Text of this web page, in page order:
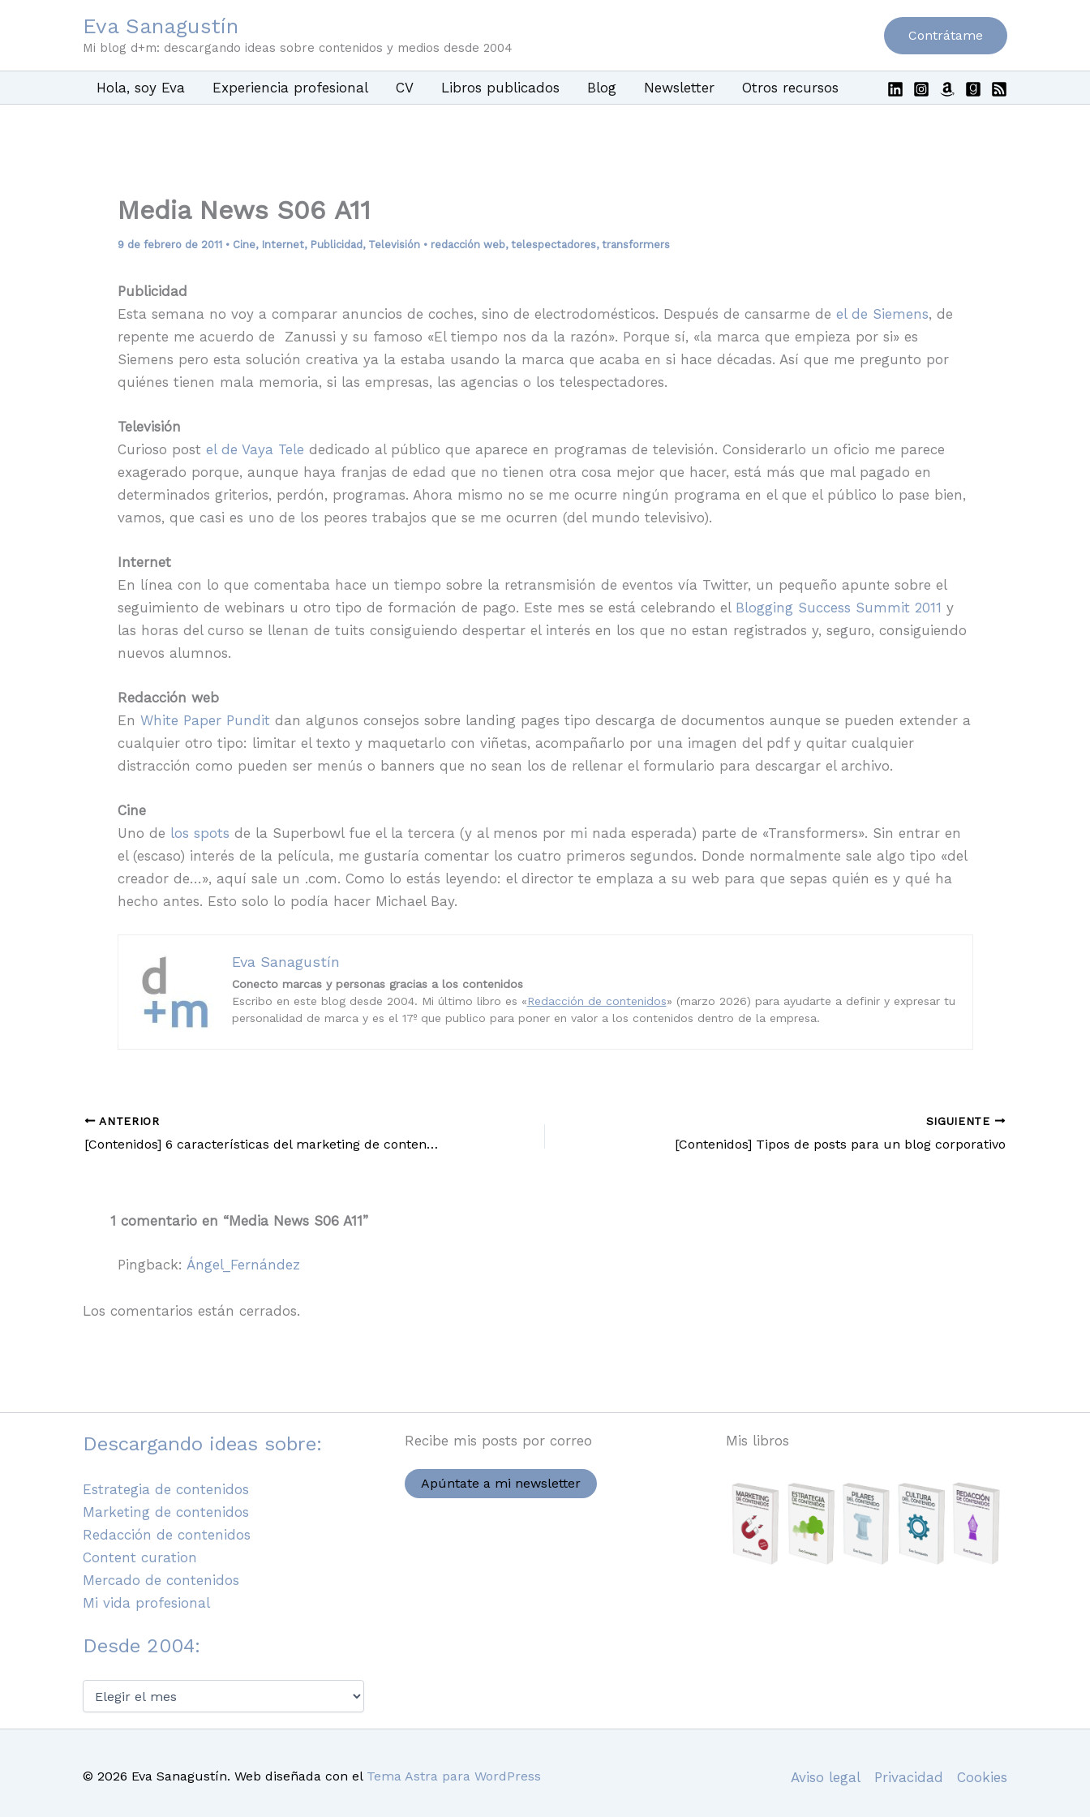
Eva Sanagustín
Mi blog d+m: descargando ideas sobre contenidos y medios desde 2004
Contrátame
Hola, soy Eva Experiencia profesional CV Libros publicados Blog Newsletter Otros recursos
Media News S06 A11
9 de febrero de 2011 • Cine, Internet, Publicidad, Televisión• redacción web, telespectadores, transformers
Publicidad
Esta semana no voy a comparar anuncios de coches, sino de electrodomésticos. Después de cansarme de el de Siemens, de
repente me acuerdo de Zanussi y su famoso «El tiempo nos da la razón». Porque sí, «la marca que empieza por si» es
Siemens pero esta solución creativa ya la estaba usando la marca que acaba en si hace décadas. Así que me pregunto por
quiénes tienen mala memoria, si las empresas, las agencias o los telespectadores.
Televisión
Curioso post el de Vaya Tele dedicado al público que aparece en programas de televisión. Considerarlo un oficio me parece
exagerado porque, aunque haya franjas de edad que no tienen otra cosa mejor que hacer, está más que mal pagado en
determinados griterios, perdón, programas. Ahora mismo no se me ocurre ningún programa en el que el público lo pase bien,
vamos, que casi es uno de los peores trabajos que se me ocurren (del mundo televisivo).
Internet
En línea con lo que comentaba hace un tiempo sobre la retransmisión de eventos vía Twitter, un pequeño apunte sobre el
seguimiento de webinars u otro tipo de formación de pago. Este mes se está celebrando el Blogging Success Summit 2011 y
las horas del curso se llenan de tuits consiguiendo despertar el interés en los que no estan registrados y, seguro, consiguiendo
nuevos alumnos.
Redacción web
En White Paper Punditdan algunos consejos sobre landing pages tipo descarga de documentos aunque se pueden extender a
cualquier otro tipo: limitar el texto y maquetarlo con viñetas, acompañarlo por una imagen del pdf y quitar cualquier
distracción como pueden ser menús o banners que no sean los de rellenar el formulario para descargar el archivo.
Cine
Uno de los spots de la Superbowl fue el la tercera (y al menos por mi nada esperada) parte de «Transformers». Sin entrar en
el (escaso) interés de la película, me gustaría comentar los cuatro primeros segundos. Donde normalmente sale algo tipo «del
creador de…», aquí sale un .com. Como lo estás leyendo: el director te emplaza a su web para que sepas quién es y qué ha
hecho antes. Esto solo lo podía hacer Michael Bay.
Eva Sanagustín
Conecto marcas y personas gracias a los contenidos
Escribo en este blog desde 2004. Mi último libro es «Redacción de contenidos» (marzo 2026) para ayudarte a definir y expresar tu
personalidad de marca y es el 17º que publico para poner en valor a los contenidos dentro de la empresa.
ANTERIOR
[Contenidos] 6 características del marketing de contenidos
SIGUIENTE
[Contenidos] Tipos de posts para un blog corporativo
1 comentario en “Media News S06 A11”
Pingback: Ángel_Fernández
Los comentarios están cerrados.
Descargando ideas sobre:
Estrategia de contenidos
Marketing de contenidos
Redacción de contenidos
Content curation
Mercado de contenidos
Mi vida profesional
Desde 2004:
2004:
Recibe mis posts por correo
Apúntate a mi newsletter
Mis libros
© 2026 Eva Sanagustín. Web diseñada con el Tema Astra para WordPress Aviso legal Privacidad Cookies